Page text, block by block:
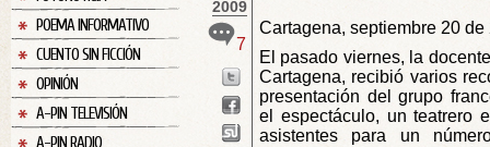
POEMA INFORMATIVO
CUENTO SIN FICCIÓN
OPINIÓN
A-PIN TELEVISIÓN
A-PIN RADIO
2009
7
Cartagena, septiembre 20 de
El pasado viernes, la
Cartagena, recibió varios
presentación del grupo
el espectáculo, un teatrero
asistentes para un